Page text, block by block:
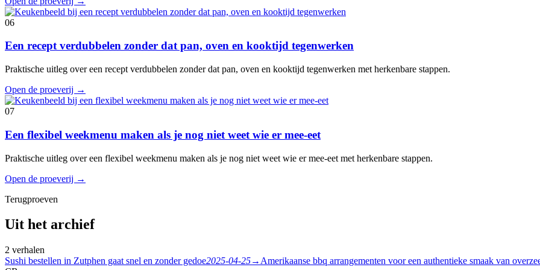
06
Een recept verdubbelen zonder dat pan, oven en kooktijd tegenwerken
Praktische uitleg over een recept verdubbelen zonder dat pan, oven en kooktijd tegenwerken met herkenbare stappen.
Open de proeverij →
07
Een flexibel weekmenu maken als je nog niet weet wie er mee-eet
Praktische uitleg over een flexibel weekmenu maken als je nog niet weet wie er mee-eet met herkenbare stappen.
Open de proeverij →
Terugproeven
Uit het archief
2 verhalen
Sushi bestellen in Zutphen gaat snel en zonder gedoe2025-04-25→ Amerikaanse bbq arrangementen voor een authentieke smaak van